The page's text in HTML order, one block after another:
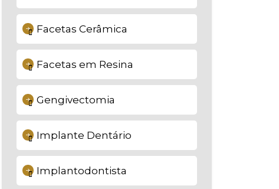
Facetas Cerâmica
Facetas em Resina
Gengivectomia
Implante Dentário
Implantodontista